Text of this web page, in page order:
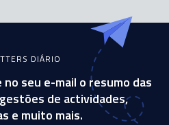
DIÁRIO
seu e-mail o resumo das
de actividades,
e muito mais.